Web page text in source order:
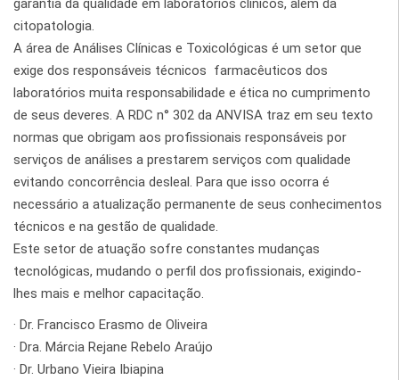
garantia da qualidade em laboratórios clínicos, além da
citopatologia.
A área de Análises Clínicas e Toxicológicas é um setor que
exige dos responsáveis técnicos farmacêuticos dos
laboratórios muita responsabilidade e ética no cumprimento
de seus deveres. A RDC n° 302 da ANVISA traz em seu texto
normas que obrigam aos profissionais responsáveis por
serviços de análises a prestarem serviços com qualidade
evitando concorrência desleal. Para que isso ocorra é
necessário a atualização permanente de seus conhecimentos
técnicos e na gestão de qualidade.
Este setor de atuação sofre constantes mudanças
tecnológicas, mudando o perfil dos profissionais, exigindo-
lhes mais e melhor capacitação.
· Dr. Francisco Erasmo de Oliveira
· Dra. Márcia Rejane Rebelo Araújo
· Dr. Urbano Vieira Ibiapina